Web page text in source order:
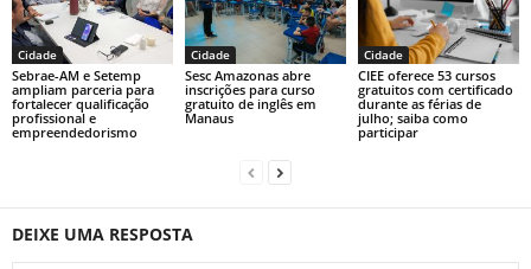
Cidade
Sebrae-AM e Setemp
ampliam parceria para
fortalecer qualificação
profissional e
empreendedorismo
Cidade
Sesc Amazonas abre
inscrições para curso
gratuito de inglês em
Manaus
Cidade
CIEE oferece 53 cursos
gratuitos com certificado
durante as férias de
julho; saiba como
participar
DEIXE UMA RESPOSTA